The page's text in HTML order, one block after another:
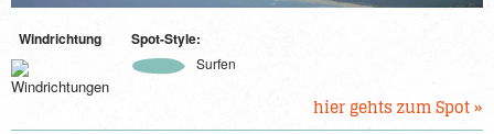
Windrichtung Spot-Style:
Surfen
hier gehts zum Spot »